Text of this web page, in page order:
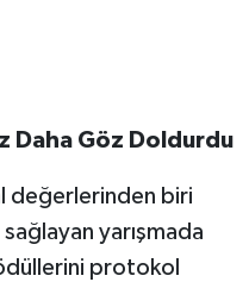
Daha Göz Doldurdu
değerlerinden biri
sağlayan yarışmada
protokol